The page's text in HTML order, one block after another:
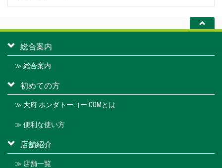
総合案内
≫ 総合案内
初めての方
≫ 大府 ホンダトーヨー.COMとは
≫ 便利な使い方
店舗紹介
≫ 店舗一覧